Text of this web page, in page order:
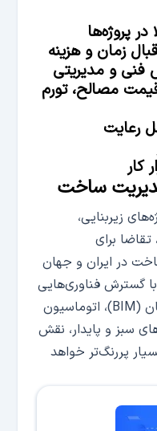
پروژه‌­ها
زمان و هزینه
فنی و مدیریتی
مصالح، تورم
رعایت
کار
ساخت
زیربنایی،
برای
در ایران و جهان
گسترش فناوری‌هایی
نظیر مدل‌سازی اطلاعات ساختمان (BIM)، اتوماسیون
سبز و پایدار، نقش
پررنگ‌تر خواهد